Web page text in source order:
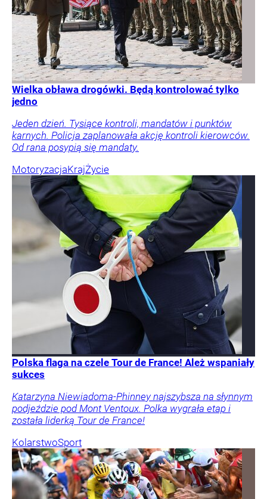
Wielka obława drogówki. Będą kontrolować tylko
jedno
Jeden dzień. Tysiące kontroli, mandatów i punktów
karnych. Policja zaplanowała akcję kontroli kierowców.
Od rana posypią się mandaty.
MotoryzacjaKrajŻycie
Polska flaga na czele Tour de France! Ależ wspaniały
sukces
Katarzyna Niewiadoma-Phinney najszybsza na słynnym
podjeździe pod Mont Ventoux. Polka wygrała etap i
została liderką Tour de France!
KolarstwoSport